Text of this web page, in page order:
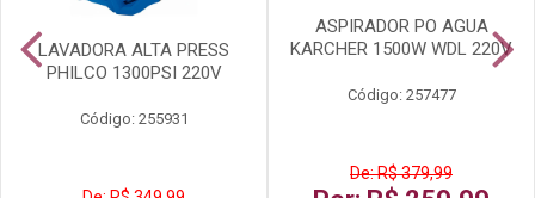
LAVADORA ALTA PRESS
PHILCO 1300PSI 220V
Código: 255931
ASPIRADOR PO AGUA
KARCHER 1500W WDL 220V
Código: 257477
De: R$ 379,99